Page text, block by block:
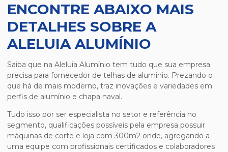
ENCONTRE ABAIXO MAIS
DETALHES SOBRE A
ALELUIA ALUMÍNIO
Saiba que na Aleluia Alumínio tem tudo que sua empresa
precisa para fornecedor de telhas de aluminio. Prezando o
que há de mais moderno, traz inovações e variedades em
perfis de alumínio e chapa naval.
Tudo isso por ser especialista no setor e referência no
segmento, qualificações possíveis pela empresa possuir
máquinas de corte e loja com 300m2 onde, agregando a
uma equipe com profissionais certificados e colaboradores